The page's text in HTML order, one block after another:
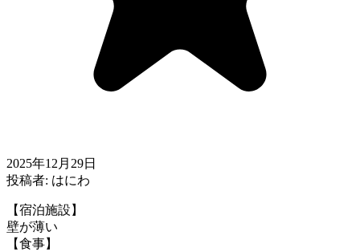
2025年12月29日
投稿者: はにわ
【宿泊施設】
壁が薄い
【食事】